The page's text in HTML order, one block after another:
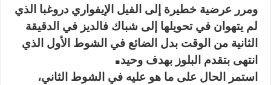
ومرر عرضية خطيرة إلى الفيل الإيفواري دروغبا الذي
لم يتهوان في تحويلها إلى شباك فالديز في الدقيقة
الثانية من الوقت بدل الضائع في الشوط الأول الذي
انتهى بتقدم البلوز بهدف وحيد.
استمر الحال على ما هو عليه في الشوط الثاني،